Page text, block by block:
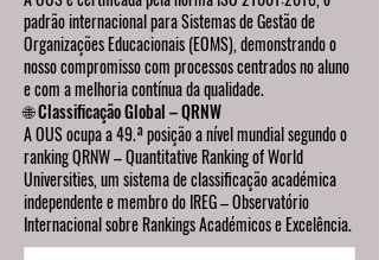
padrão internacional para Sistemas de Gestão de
Organizações Educacionais (EOMS), demonstrando o
nosso compromisso com processos centrados no aluno
e com a melhoria contínua da qualidade.
🌐 Classificação Global – QRNW
A OUS ocupa a 49.ª posição a nível mundial segundo o
ranking QRNW – Quantitative Ranking of World
Universities, um sistema de classificação académica
independente e membro do IREG – Observatório
Internacional sobre Rankings Académicos e Excelência.